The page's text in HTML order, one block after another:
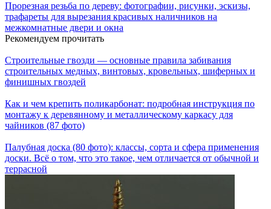
Прорезная резьба по дереву: фотографии, рисунки, эскизы,
трафареты для вырезания красивых наличников на
межкомнатные двери и окна
Рекомендуем прочитать
Строительные гвозди — основные правила забивания
строительных медных, винтовых, кровельных, шиферных и
финишных гвоздей
Как и чем крепить поликарбонат: подробная инструкция по
монтажу к деревянному и металлическому каркасу для
чайников (87 фото)
Палубная доска (80 фото): классы, сорта и сфера применения
доски. Всё о том, что это такое, чем отличается от обычной и
террасной